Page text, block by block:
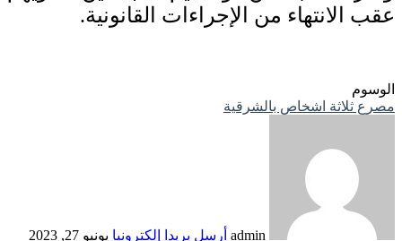
عقب الانتهاء من الإجراءات القانونية.
الوسوم
مصرع ثلاثة اشخاص بالشرقية
admin أرسل بريدا إلكترونيا يونيو 27, 2023